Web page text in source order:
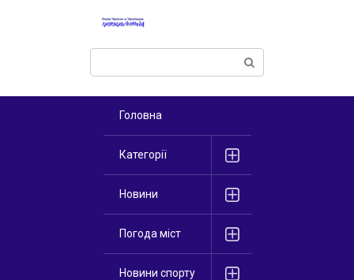
Поиск:
Головна
Категорії
Новини
Погода міст
Новини спорту